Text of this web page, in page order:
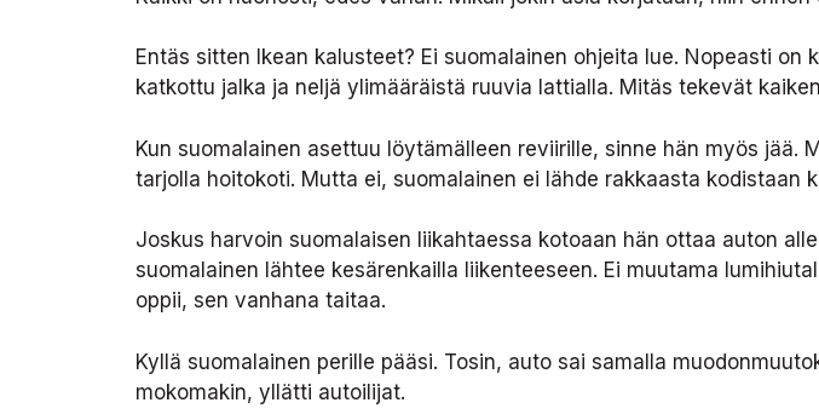
Entäs sitten Ikean kalusteet? Ei suomalainen ohjeita lue. Nopeasti
katkottu jalka ja neljä ylimääräistä ruuvia lattialla. Mitäs tekevät
Kun suomalainen asettuu löytämälleen reviirille, sinne hän myös jää.
tarjolla hoitokoti. Mutta ei, suomalainen ei lähde rakkaasta kodistaan
Joskus harvoin suomalaisen liikahtaessa kotoaan hän ottaa auton
suomalainen lähtee kesärenkailla liikenteeseen. Ei muutama
oppii, sen vanhana taitaa.
Kyllä suomalainen perille pääsi. Tosin, auto sai samalla
mokomakin, yllätti autoilijat.